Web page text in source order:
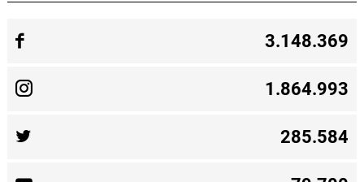
3.148.369
1.864.993
285.584